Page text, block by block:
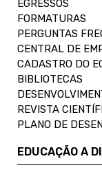
EGRESSOS
FORMATURAS
PERGUNTAS
CENTRAL DE
CADASTRO DO
BIBLIOTECAS
REVISTA
PLANO DE
EDUCAÇÃO A